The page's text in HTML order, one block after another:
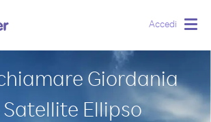
Accedi
Giordania
Ellipso